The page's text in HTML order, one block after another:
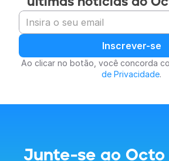
Inscrever-se
Ao clicar no botão, você concorda
de Privacidade.
Junte-se ao Octo